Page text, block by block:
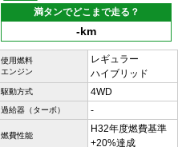
満タンでどこまで走る？
-km
使用燃料
エンジン
レギュラー
ハイブリッド
駆動方式 4WD
過給器（ターボ） -
燃費性能
H32年度燃費基準
+20%達成